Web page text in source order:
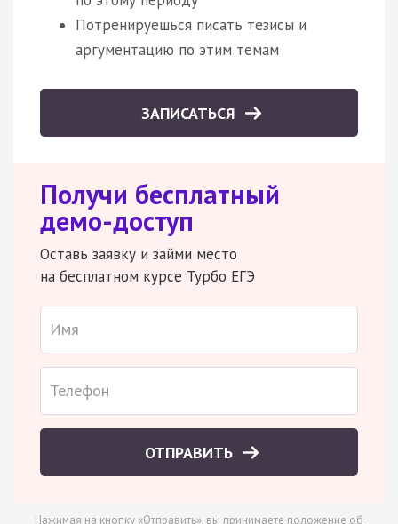
Потренируешься писать тезисы и
аргументацию по этим темам
ЗАПИСАТЬСЯ
Получи бесплатный
демо-доступ
Оставь заявку и займи место
на бесплатном курсе Турбо ЕГЭ
ОТПРАВИТЬ
Нажимая на кнопку «Отправить», вы принимаете положение об